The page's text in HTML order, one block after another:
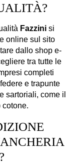
Fazzini si
online sul sito
dallo shop e-
tra tutte le
completi
e trapunte
sartoriali, come il
cotone.